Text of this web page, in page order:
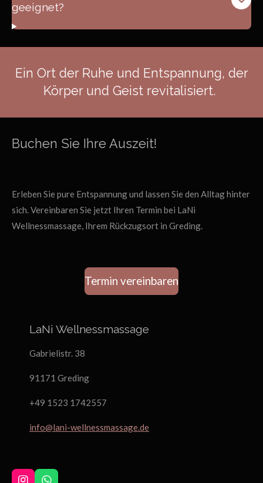
geeignet?
Ein Ort der Ruhe und Entspannung, der
Körper und Geist revitalisiert.
Buchen Sie Ihre Auszeit!
Erleben Sie pure Entspannung und lassen Sie den Alltag hinter
sich. Vereinbaren Sie jetzt Ihren Termin bei LaNi
Wellnessmassage, Ihrem Rückzugsort in Greding.
Termin vereinbaren
LaNi Wellnessmassage
Gabrielistr. 38
91171 Greding
+49 1523 1742557
info@lani-wellnessmassage.de